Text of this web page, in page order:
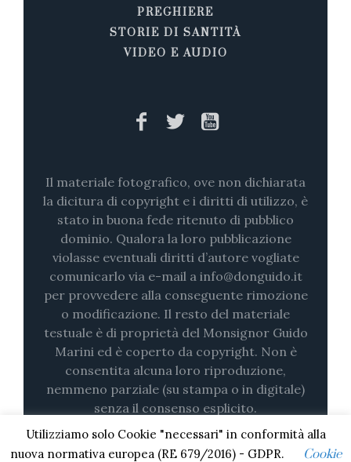
PREGHIERE
STORIE DI SANTITÀ
VIDEO E AUDIO
Il materiale fotografico, ove non dichiarata
la dicitura di copyright e i diritti di utilizzo, è
stato in buona fede ritenuto di pubblico
dominio. Qualora la loro pubblicazione
violasse eventuali diritti d’autore vogliate
comunicarlo via e-mail a info@donguido.it
per provvedere alla conseguente rimozione
o modificazione. Il resto del materiale
testuale è di proprietà del Monsignor Guido
Marini ed è coperto da copyright. Non è
consentita alcuna loro riproduzione,
nemmeno parziale (su stampa o in digitale)
senza il consenso esplicito.
Utilizziamo solo Cookie "necessari" in conformità alla
nuova normativa europea (RE 679/2016) - GDPR.
Cookie